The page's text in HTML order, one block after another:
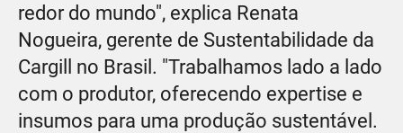
redor do mundo", explica Renata
Nogueira, gerente de Sustentabilidade da
Cargill no Brasil. "Trabalhamos lado a lado
com o produtor, oferecendo expertise e
insumos para uma produção sustentável.